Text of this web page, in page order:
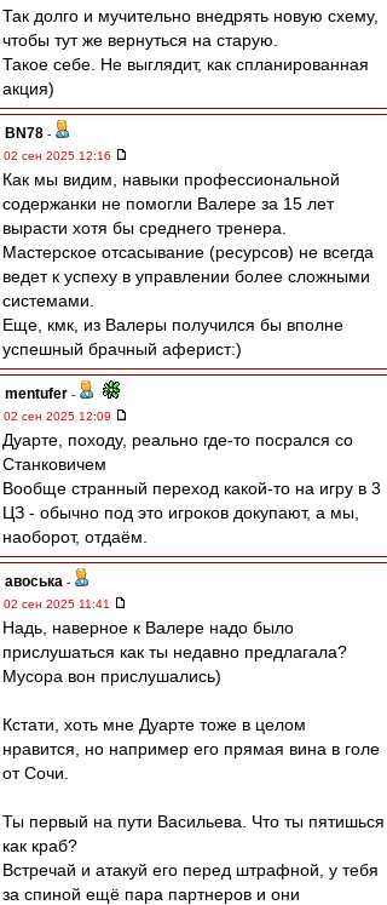
Так долго и мучительно внедрять новую схему,
чтобы тут же вернуться на старую.
Такое себе. Не выглядит, как спланированная
акция)
BN78 -
02 сен 2025 12:16
Как мы видим, навыки профессиональной
содержанки не помогли Валере за 15 лет
вырасти хотя бы среднего тренера.
Мастерское отсасывание (ресурсов) не всегда
ведет к успеху в управлении более сложными
системами.
Еще, кмк, из Валеры получился бы вполне
успешный брачный аферист:)
mentufer -
02 сен 2025 12:09
Дуарте, походу, реально где-то посрался со
Станковичем
Вообще странный переход какой-то на игру в 3
ЦЗ - обычно под это игроков докупают, а мы,
наоборот, отдаём.
авоська -
02 сен 2025 11:41
Надь, наверное к Валере надо было
прислушаться как ты недавно предлагала?
Мусора вон прислушались)
Кстати, хоть мне Дуарте тоже в целом
нравится, но например его прямая вина в голе
от Сочи.
Ты первый на пути Васильева. Что ты пятишься
как краб?
Встречай и атакуй его перед штрафной, у тебя
за спиной ещё пара партнеров и они